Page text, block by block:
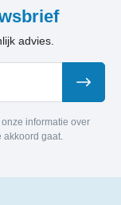
advies.
informatie over
akkoord gaat.